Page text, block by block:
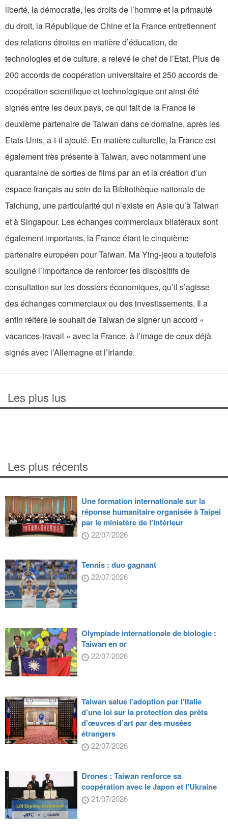
liberté, la démocratie, les droits de l’homme et la primauté
du droit, la République de Chine et la France entretiennent
des relations étroites en matière d’éducation, de
technologies et de culture, a relevé le chef de l’Etat. Plus de
200 accords de coopération universitaire et 250 accords de
coopération scientifique et technologique ont ainsi été
signés entre les deux pays, ce qui fait de la France le
deuxième partenaire de Taiwan dans ce domaine, après les
Etats-Unis, a-t-il ajouté. En matière culturelle, la France est
également très présente à Taiwan, avec notamment une
quarantaine de sorties de films par an et la création d’un
espace français au sein de la Bibliothèque nationale de
Taichung, une particularité qui n’existe en Asie qu’à Taiwan
et à Singapour. Les échanges commerciaux bilatéraux sont
également importants, la France étant le cinquième
partenaire européen pour Taiwan. Ma Ying-jeou a toutefois
souligné l’importance de renforcer les dispositifs de
consultation sur les dossiers économiques, qu’il s’agisse
des échanges commerciaux ou des investissements. Il a
enfin réitéré le souhait de Taiwan de signer un accord «
vacances-travail » avec la France, à l’image de ceux déjà
signés avec l’Allemagne et l’Irlande.
Les plus lus
Les plus récents
Une formation internationale sur la
réponse humanitaire organisée à Taipei
par le ministère de l’Intérieur
22/07/2026
Tennis : duo gagnant
22/07/2026
Olympiade internationale de biologie :
Taiwan en or
22/07/2026
Taiwan salue l’adoption par l’Italie
d’une loi sur la protection des prêts
d’œuvres d’art par des musées
étrangers
22/07/2026
Drones : Taiwan renforce sa
coopération avec le Japon et l’Ukraine
21/07/2026